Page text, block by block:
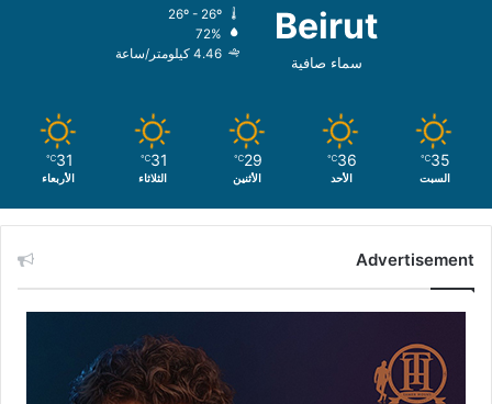
Beirut
سماء صافية
72%
4.46 كيلومتر/ساعة
35
℃
السبت
36
℃
الأحد
29
℃
الأثنين
31
℃
الثلاثاء
31
℃
الأربعاء
Advertisement